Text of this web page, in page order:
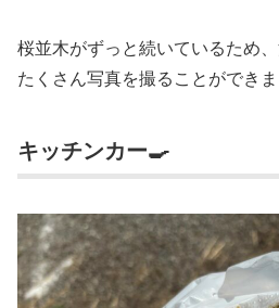
桜並木がずっと続いているため
たくさん写真を撮ることができま
キッチンカー🍳